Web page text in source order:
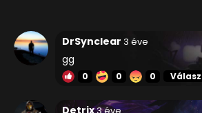
DrSynclear 3 éve
gg
0 0 0 Válasz